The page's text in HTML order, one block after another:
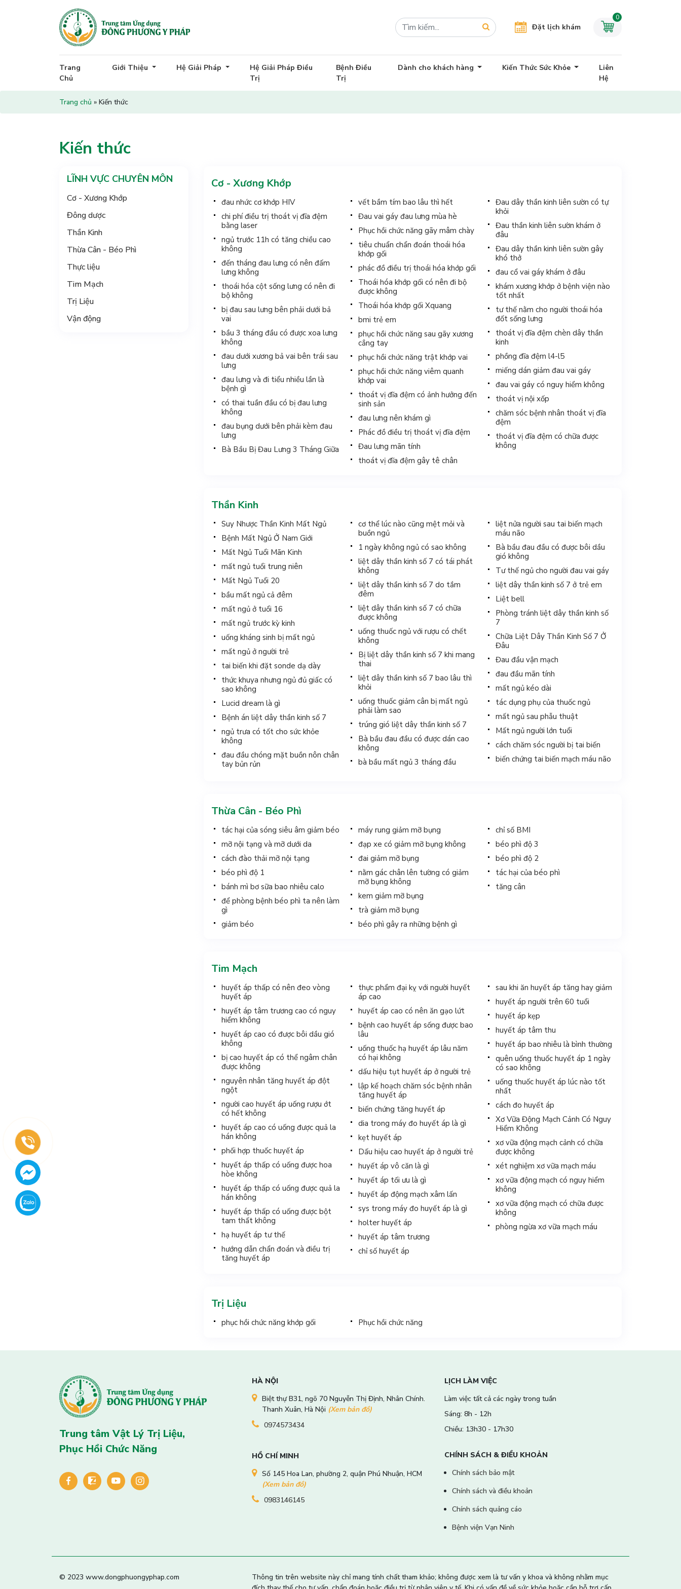
Đặt lịch khám
0
Trang
Chủ
Giới Thiệu Hệ Giải Pháp
Hệ Giải Pháp Điều
Trị
Bệnh Điều
Trị
Dành cho khách hàng Kiến Thức Sức Khỏe
Liên
Hệ
Trang chủ » Kiến thức
Kiến thức
LĨNH VỰC CHUYÊN MÔN
Cơ - Xương Khớp
Đông dược
Thần Kinh
Thừa Cân - Béo Phì
Thực liệu
Tim Mạch
Trị Liệu
Vận động
Cơ - Xương Khớp
đau nhức cơ khớp HIV
chi phí điều trị thoát vị đĩa đệm
bằng laser
ngủ trước 11h có tăng chiều cao
không
đến tháng đau lưng có nên đấm
lưng không
thoái hóa cột sống lưng có nên đi
bộ không
bị đau sau lưng bên phải dưới bả
vai
bầu 3 tháng đầu có được xoa lưng
không
đau dưới xương bả vai bên trái sau
lưng
đau lưng và đi tiểu nhiều lần là
bệnh gì
có thai tuần đầu có bị đau lưng
không
đau bụng dưới bên phải kèm đau
lưng
Bà Bầu Bị Đau Lưng 3 Tháng Giữa
vết bầm tím bao lâu thì hết
Đau vai gáy đau lưng mùa hè
Phục hồi chức năng gãy mâm chày
tiêu chuẩn chẩn đoán thoái hóa
khớp gối
phác đồ điều trị thoái hóa khớp gối
Thoái hóa khớp gối có nên đi bộ
được không
Thoái hóa khớp gối Xquang
bmi trẻ em
phục hồi chức năng sau gãy xương
cẳng tay
phục hồi chức năng trật khớp vai
phục hồi chức năng viêm quanh
khớp vai
thoát vị đĩa đệm có ảnh hưởng đến
sinh sản
đau lưng nên khám gì
Phác đồ điều trị thoát vị đĩa đệm
Đau lưng mãn tính
thoát vị đĩa đệm gây tê chân
Đau dây thần kinh liên sườn có tự
khỏi
Đau thần kinh liên sườn khám ở
đâu
Đau dây thần kinh liên sườn gây
khó thở
đau cổ vai gáy khám ở đâu
khám xương khớp ở bệnh viện nào
tốt nhất
tư thế nằm cho người thoái hóa
đốt sống lưng
thoát vị đĩa đệm chèn dây thần
kinh
phồng đĩa đệm l4-l5
miếng dán giảm đau vai gáy
đau vai gáy có nguy hiểm không
thoát vị nội xốp
chăm sóc bệnh nhân thoát vị đĩa
đệm
thoát vị đĩa đệm có chữa được
không
Thần Kinh
Suy Nhược Thần Kinh Mất Ngủ
Bệnh Mất Ngủ Ở Nam Giới
Mất Ngủ Tuổi Mãn Kinh
mất ngủ tuổi trung niên
Mất Ngủ Tuổi 20
bầu mất ngủ cả đêm
mất ngủ ở tuổi 16
mất ngủ trước kỳ kinh
uống kháng sinh bị mất ngủ
mất ngủ ở người trẻ
tai biến khi đặt sonde dạ dày
thức khuya nhưng ngủ đủ giấc có
sao không
Lucid dream là gì
Bệnh án liệt dây thần kinh số 7
ngủ trưa có tốt cho sức khỏe
không
đau đầu chóng mặt buồn nôn chân
tay bủn rủn
cơ thể lúc nào cũng mệt mỏi và
buồn ngủ
1 ngày không ngủ có sao không
liệt dây thần kinh số 7 có tái phát
không
liệt dây thần kinh số 7 do tắm
đêm
liệt dây thần kinh số 7 có chữa
được không
uống thuốc ngủ với rượu có chết
không
Bị liệt dây thần kinh số 7 khi mang
thai
liệt dây thần kinh số 7 bao lâu thì
khỏi
uống thuốc giảm cân bị mất ngủ
phải làm sao
trúng gió liệt dây thần kinh số 7
Bà bầu đau đầu có được dán cao
không
bà bầu mất ngủ 3 tháng đầu
liệt nửa người sau tai biến mạch
máu não
Bà bầu đau đầu có được bôi dầu
gió không
Tư thế ngủ cho người đau vai gáy
liệt dây thần kinh số 7 ở trẻ em
Liệt bell
Phòng tránh liệt dây thần kinh số
7
Chữa Liệt Dây Thần Kinh Số 7 Ở
Đâu
Đau đầu vận mạch
đau đầu mãn tính
mất ngủ kéo dài
tác dụng phụ của thuốc ngủ
mất ngủ sau phẫu thuật
Mất ngủ người lớn tuổi
cách chăm sóc người bị tai biến
biến chứng tai biến mạch máu não
Thừa Cân - Béo Phì
tác hại của sóng siêu âm giảm béo
mỡ nội tạng và mỡ dưới da
cách đào thải mỡ nội tạng
béo phì độ 1
bánh mì bơ sữa bao nhiêu calo
để phòng bệnh béo phì ta nên làm
gì
giảm béo
máy rung giảm mỡ bụng
đạp xe có giảm mỡ bụng không
đai giảm mỡ bụng
nằm gác chân lên tường có giảm
mỡ bụng không
kem giảm mỡ bụng
trà giảm mỡ bụng
béo phì gây ra những bệnh gì
chỉ số BMI
béo phì độ 3
béo phì độ 2
tác hại của béo phì
tăng cân
Tim Mạch
huyết áp thấp có nên đeo vòng
huyết áp
huyết áp tâm trương cao có nguy
hiểm không
huyết áp cao có được bôi dầu gió
không
bị cao huyết áp có thể ngâm chân
được không
nguyên nhân tăng huyết áp đột
ngột
người cao huyết áp uống rượu ớt
có hết không
huyết áp cao có uống được quả la
hán không
phối hợp thuốc huyết áp
huyết áp thấp có uống được hoa
hòe không
huyết áp thấp có uống được quả la
hán không
huyết áp thấp có uống được bột
tam thất không
hạ huyết áp tư thế
hướng dẫn chẩn đoán và điều trị
tăng huyết áp
thực phẩm đại kỵ với người huyết
áp cao
huyết áp cao có nên ăn gạo lứt
bệnh cao huyết áp sống được bao
lâu
uống thuốc hạ huyết áp lâu năm
có hại không
dấu hiệu tụt huyết áp ở người trẻ
lập kế hoạch chăm sóc bệnh nhân
tăng huyết áp
biến chứng tăng huyết áp
dia trong máy đo huyết áp là gì
kẹt huyết áp
Dấu hiệu cao huyết áp ở người trẻ
huyết áp vô căn là gì
huyết áp tối ưu là gì
huyết áp động mạch xâm lấn
sys trong máy đo huyết áp là gì
holter huyết áp
huyết áp tâm trương
chỉ số huyết áp
sau khi ăn huyết áp tăng hay giảm
huyết áp người trên 60 tuổi
huyết áp kẹp
huyết áp tâm thu
huyết áp bao nhiêu là bình thường
quên uống thuốc huyết áp 1 ngày
có sao không
uống thuốc huyết áp lúc nào tốt
nhất
cách đo huyết áp
Xơ Vữa Động Mạch Cảnh Có Nguy
Hiểm Không
xơ vữa động mạch cảnh có chữa
được không
xét nghiệm xơ vữa mạch máu
xơ vữa động mạch có nguy hiểm
không
xơ vữa động mạch có chữa được
không
phòng ngừa xơ vữa mạch máu
Trị Liệu
phục hồi chức năng khớp gối Phục hồi chức năng
Trung tâm Vật Lý Trị Liệu,
Phục Hồi Chức Năng
HÀ NỘI
Biệt thự B31, ngõ 70 Nguyễn Thị Định, Nhân Chính.
Thanh Xuân, Hà Nội (Xem bản đồ)
0974573434
HỒ CHÍ MINH
Số 145 Hoa Lan, phường 2, quận Phú Nhuận, HCM
(Xem bản đồ)
0983146145
LỊCH LÀM VIỆC
Làm việc tất cả các ngày trong tuần
Sáng: 8h - 12h
Chiều: 13h30 - 17h30
CHÍNH SÁCH & ĐIỀU KHOẢN
Chính sách bảo mật
Chính sách và điều khoản
Chính sách quảng cáo
Bệnh viện Vạn Ninh
© 2023 www.dongphuongyphap.com
Thông tin trên website này chỉ mang tính chất tham khảo; không được xem là tư vấn y khoa và không nhằm mục